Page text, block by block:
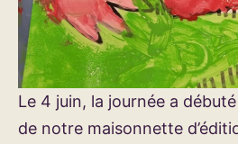
Le 4 juin, la journée a
de notre maisonnette